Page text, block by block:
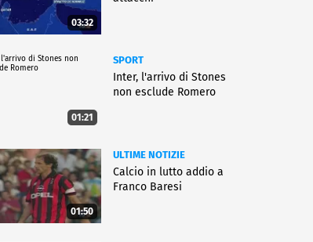
03:32
01:21
SPORT
Inter, l'arrivo di Stones
non esclude Romero
01:50
ULTIME NOTIZIE
Calcio in lutto addio a
Franco Baresi